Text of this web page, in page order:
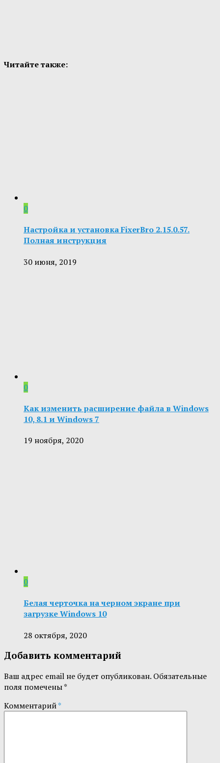
Читайте также:
0
Настройка и установка FixerBro 2.15.0.57.
Полная инструкция
30 июня, 2019
0
Как изменить расширение файла в Windows
10, 8.1 и Windows 7
19 ноября, 2020
0
Белая черточка на черном экране при
загрузке Windows 10
28 октября, 2020
Добавить комментарий
Ваш адрес email не будет опубликован. Обязательные
поля помечены*
Комментарий*